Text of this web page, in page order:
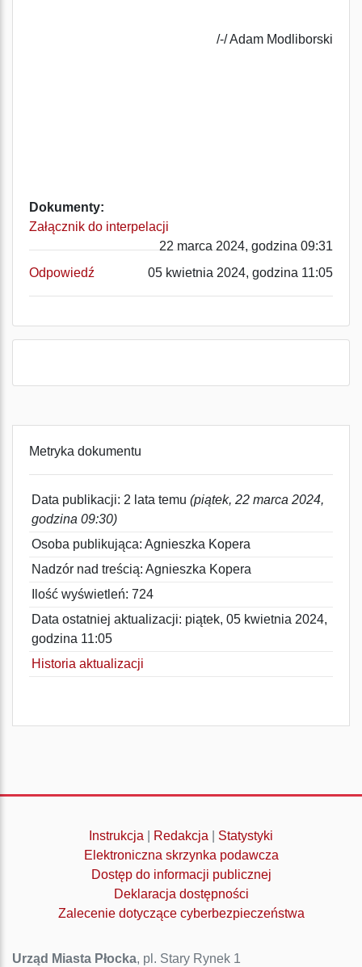
/-/ Adam Modliborski
Dokumenty:
Załącznik do interpelacji
22 marca 2024, godzina 09:31
Odpowiedź
05 kwietnia 2024, godzina 11:05
Metryka dokumentu
Data publikacji: 2 lata temu (piątek, 22 marca 2024,
godzina 09:30)
Osoba publikująca: Agnieszka Kopera
Nadzór nad treścią: Agnieszka Kopera
Ilość wyświetleń: 724
Data ostatniej aktualizacji: piątek, 05 kwietnia 2024,
godzina 11:05
Historia aktualizacji
Instrukcja Redakcja
Statystyki
Elektroniczna skrzynka podawcza
Dostęp do informacji publicznej
Deklaracja dostępności
Zalecenie dotyczące cyberbezpieczeństwa
Urząd Miasta Płocka, pl. Stary Rynek 1